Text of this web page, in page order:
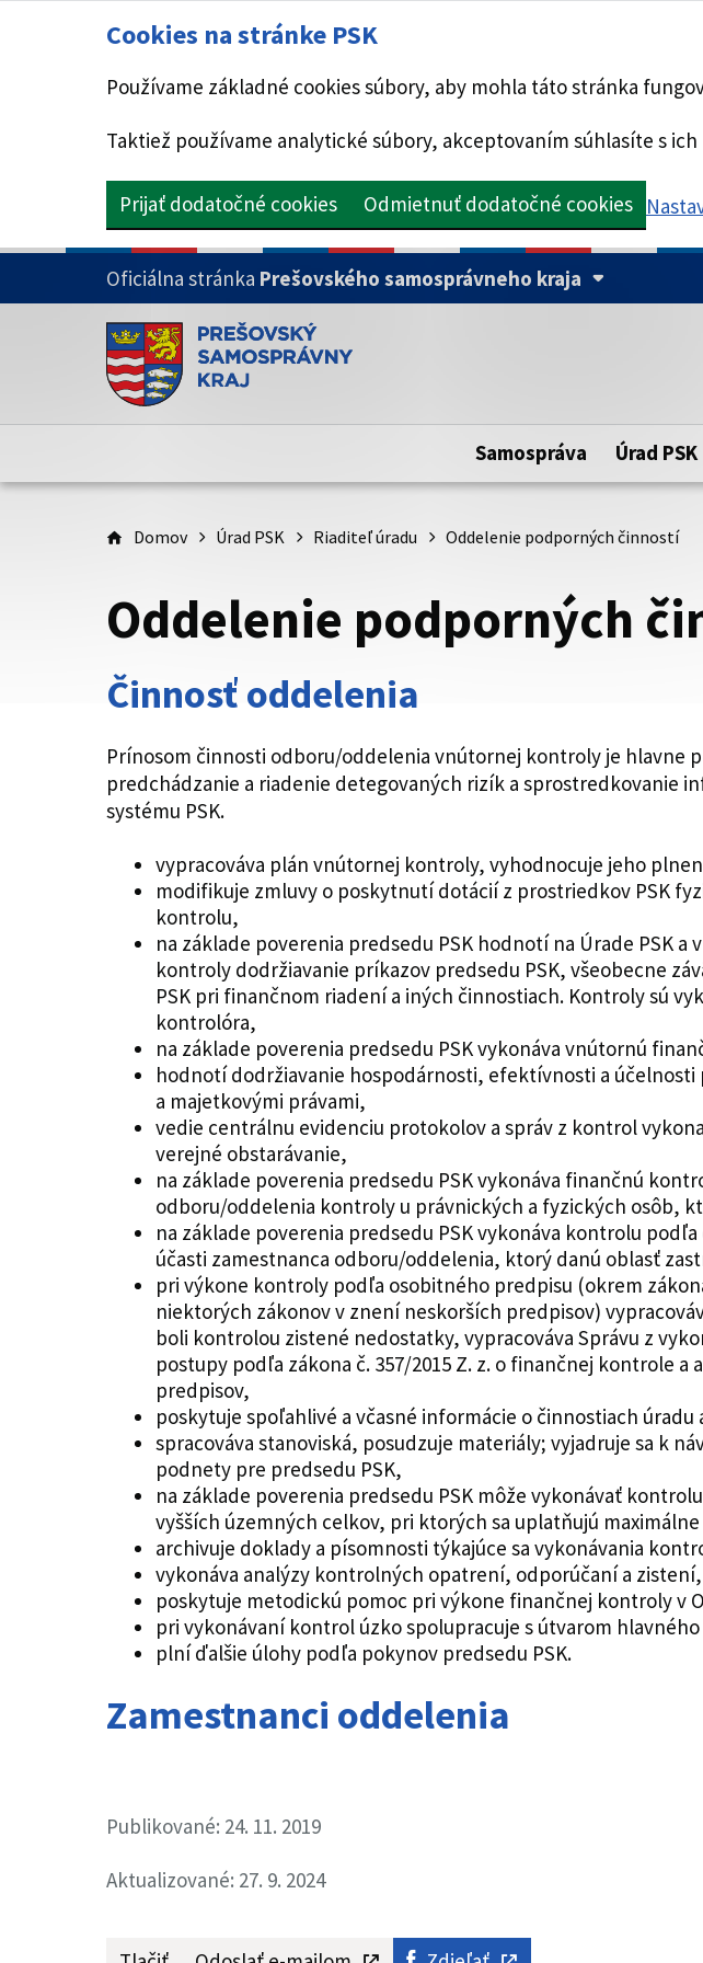
Cookies na stránke PSK
Používame základné cookies súbory, aby mohla táto stránka
Taktiež používame analytické súbory, akceptovaním súhlasíte s
Prijať dodatočné cookies Odmietnuť dodatočné cookies
PRESKOČIŤ NA HLAVNÝ OBSAH
Oficiálna stránka Prešovského samosprávneho kraja
Doména psk.sk je oficiálna
Toto je oficiálna webová stránka Prešovského samosprávneho kraja.
Samospráva Úrad PSK
Domov Úrad PSK Riaditeľ úradu Oddelenie podporných činností
Oddelenie podporných
Činnosť oddelenia
Prínosom činnosti odboru/oddelenia vnútornej kontroly je hlavne
predchádzanie a riadenie detegovaných rizík a sprostredkovanie
systému PSK.
vypracováva plán vnútornej kontroly, vyhodnocuje jeho
modifikuje zmluvy o poskytnutí dotácií z prostriedkov PSK
kontrolu,
na základe poverenia predsedu PSK hodnotí na Úrade PSK
kontroly dodržiavanie príkazov predsedu PSK, všeobecne
PSK pri finančnom riadení a iných činnostiach. Kontroly sú
kontrolóra,
na základe poverenia predsedu PSK vykonáva vnútornú
hodnotí dodržiavanie hospodárnosti, efektívnosti a
a majetkovými právami,
vedie centrálnu evidenciu protokolov a správ z kontrol
verejné obstarávanie,
na základe poverenia predsedu PSK vykonáva finančnú
odboru/oddelenia kontroly u právnických a fyzických osôb,
na základe poverenia predsedu PSK vykonáva kontrolu
účasti zamestnanca odboru/oddelenia, ktorý danú oblasť
pri výkone kontroly podľa osobitného predpisu (okrem
niektorých zákonov v znení neskorších predpisov)
boli kontrolou zistené nedostatky, vypracováva Správu z
postupy podľa zákona č. 357/2015 Z. z. o finančnej kontrole
predpisov,
poskytuje spoľahlivé a včasné informácie o činnostiach
spracováva stanoviská, posudzuje materiály; vyjadruje sa k
podnety pre predsedu PSK,
na základe poverenia predsedu PSK môže vykonávať
vyšších územných celkov, pri ktorých sa uplatňujú
archivuje doklady a písomnosti týkajúce sa vykonávania
vykonáva analýzy kontrolných opatrení, odporúčaní a zistení,
poskytuje metodickú pomoc pri výkone finančnej kontroly v
pri vykonávaní kontrol úzko spolupracuje s útvarom
plní ďalšie úlohy podľa pokynov predsedu PSK.
Zamestnanci oddelenia
Publikované: 24. 11. 2019
Aktualizované: 27. 9. 2024